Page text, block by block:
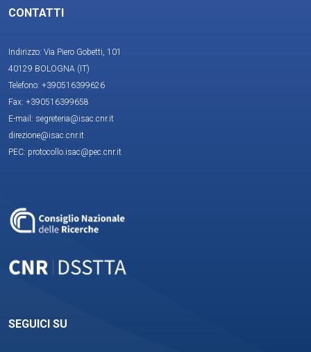
CONTATTI
Indirizzo: Via Piero Gobetti, 101
40129 BOLOGNA (IT)
Telefono: +390516399626
Fax: +390516399658
E-mail: segreteria@isac.cnr.it
direzione@isac.cnr.it
PEC: protocollo.isac@pec.cnr.it
SEGUICI SU